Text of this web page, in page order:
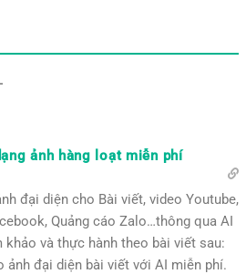
ảnh hàng loạt miễn phí
đại diện cho Bài viết, video Youtube,
Quảng cáo Zalo…thông qua AI
khảo và thực hành theo bài viết sau:
ảnh đại diện bài viết với AI miễn phí.